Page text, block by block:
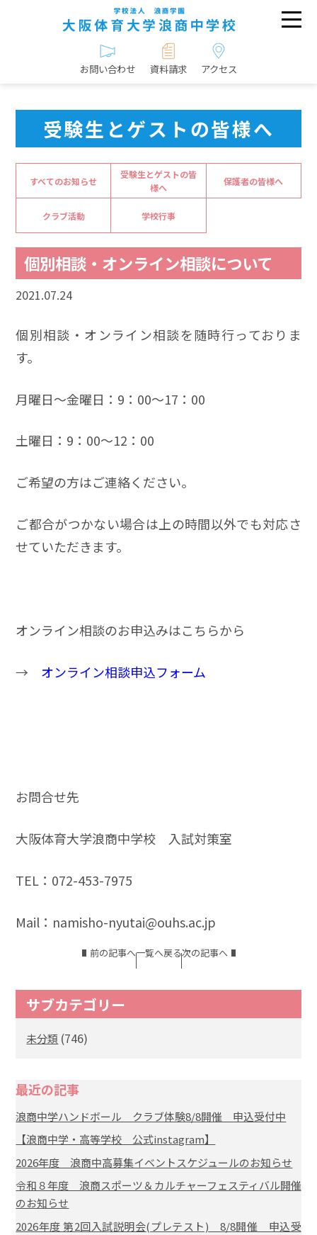
お問い合わせ 資料請求 アクセス
受験生とゲストの皆様へ
すべてのお知らせ
受験生とゲストの皆
様へ
保護者の皆様へ
クラブ活動 学校行事
個別相談・オンライン相談について
2021.07.24
個別相談・オンライン相談を随時行っておりま
す。
月曜日～金曜日：9：00～17：00
土曜日：9：00～12：00
ご希望の方はご連絡ください。
ご都合がつかない場合は上の時間以外でも対応さ
せていただきます。
オンライン相談のお申込みはこちらから
→ オンライン相談申込フォーム
お問合せ先
大阪体育大学浪商中学校 入試対策室
TEL：072-453-7975
Mail：namisho-nyutai@ouhs.ac.jp
前の記事へ一覧へ戻る次の記事へ
サブカテゴリー
未分類 (746)
最近の記事
浪商中学ハンドボール クラブ体験8/8開催 申込受付中
【浪商中学・高等学校 公式instagram】
2026年度 浪商中高募集イベントスケジュールのお知らせ
令和８年度 浪商スポーツ＆カルチャーフェスティバル開催
のお知らせ
2026年度 第2回入試説明会(プレテスト) 8/8開催 申込受